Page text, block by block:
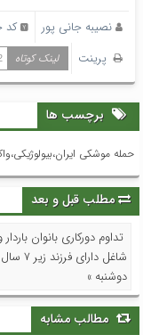
نصیبه جانی پور کد خبر
پرینت
لینک کوتاه
برچسب ها
حمله موشکی
مطلب قبل و بعد
تداوم دورکاری بانوان
شاغل دارای
دوشنبه »
مطالب مشابه